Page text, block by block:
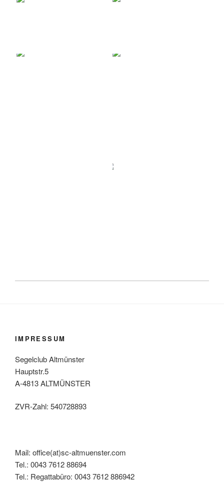
IMPRESSUM
Segelclub Altmünster
Hauptstr.5
A-4813 ALTMÜNSTER
ZVR-Zahl: 540728893
Mail: office(at)sc-altmuenster.com
Tel.: 0043 7612 88694
Tel.: Regattabüro: 0043 7612 886942